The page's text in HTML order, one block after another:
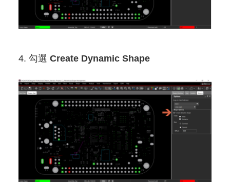
4. 勾選 Create Dynamic Shape